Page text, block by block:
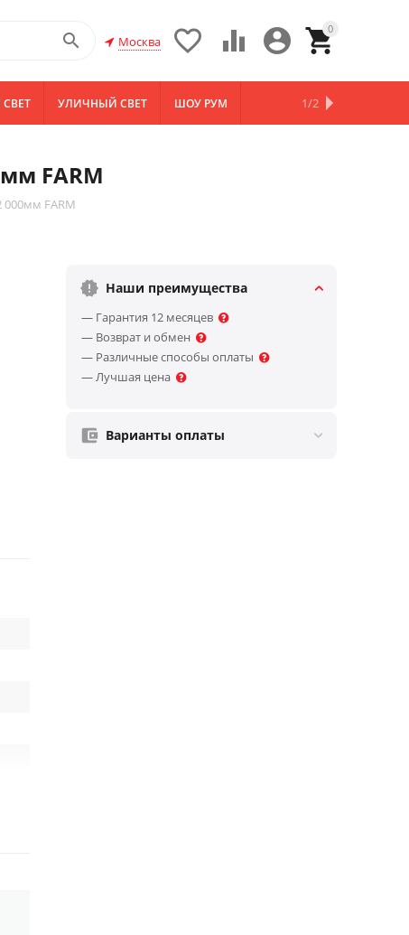
0


 
Москва

УЛИЧНЫЙ СВЕТ ШОУ РУМ НОВИНКИ1/2
FARM
000мм FARM
Наши преимущества
— Гарантия 12 месяцев
— Возврат и обмен
— Различные способы оплаты
— Лучшая цена
Варианты оплаты